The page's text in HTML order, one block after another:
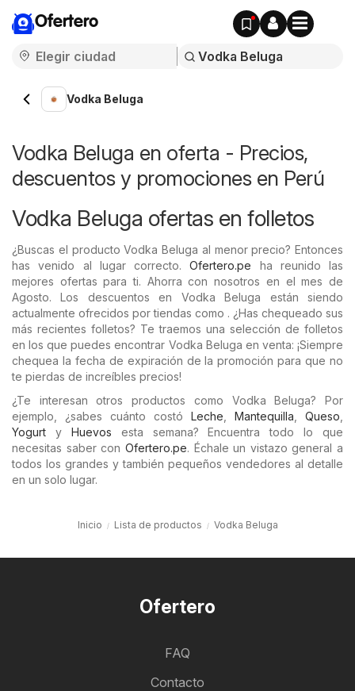
Ofertero
Vodka Beluga
Vodka Beluga en oferta - Precios,
descuentos y promociones en Perú
Vodka Beluga ofertas en folletos
¿Buscas el producto Vodka Beluga al menor precio? Entonces
has venido al lugar correcto.Ofertero.pe ha reunido las
mejores ofertas para ti. Ahorra con nosotros en el mes de
Agosto. Los descuentos en Vodka Beluga están siendo
actualmente ofrecidos por tiendas como . ¿Has chequeado sus
más recientes folletos? Te traemos una selección de folletos
en los que puedes encontrar Vodka Beluga en venta: ¡Siempre
chequea la fecha de expiración de la promoción para que no
te pierdas de increíbles precios!
¿Te interesan otros productos como Vodka Beluga? Por
ejemplo, ¿sabes cuánto costó Leche Mantequilla Queso
Yogurt y Huevos esta semana? Encuentra todo lo que
necesitas saber con Ofertero.pe. Échale un vistazo general a
todos los grandes y también pequeños vendedores al detalle
en un solo lugar.
Inicio Lista de productos Vodka Beluga
Ofertero
FAQ
Contacto